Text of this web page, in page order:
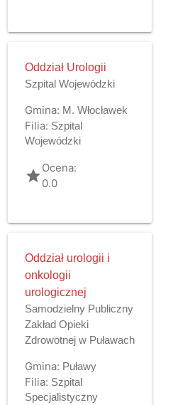
Oddział Urologii
Szpital Wojewódzki
Gmina: M. Włocławek
Filia: Szpital
Wojewódzki
gradeOcena:
0.0
Oddział urologii i
onkologii
urologicznej
Samodzielny Publiczny
Zakład Opieki
Zdrowotnej w Puławach
Gmina: Puławy
Filia: Szpital
Specjalistyczny